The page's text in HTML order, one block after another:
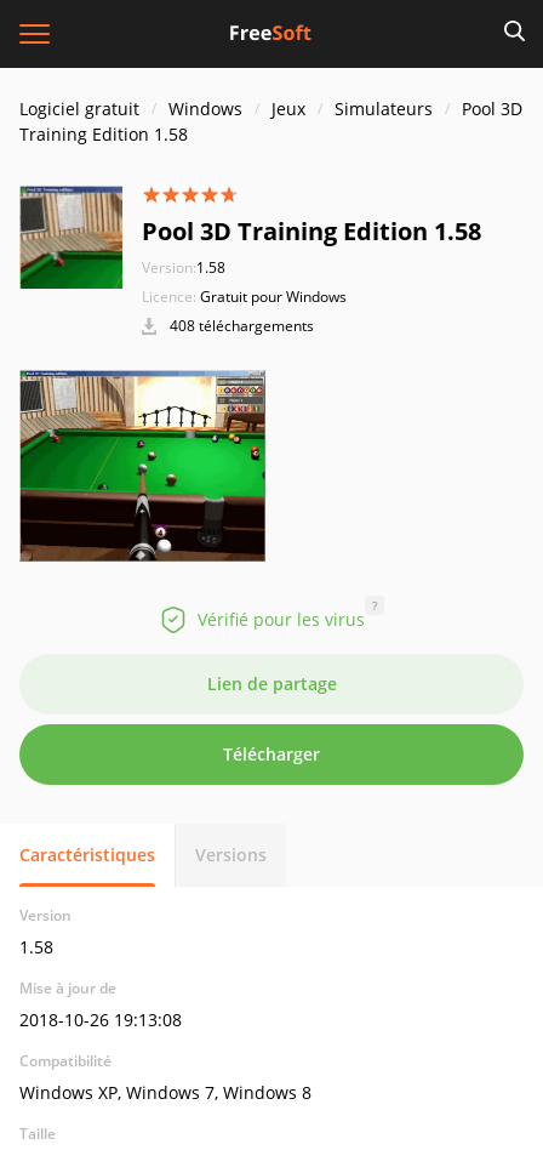
Logiciel gratuit Windows Jeux Simulateurs
Pool 3D
Training Edition 1.58
Pool 3D Training Edition 1.58
Version:1.58
Licence: Gratuit pour Windows
408 téléchargements
Vérifié pour les virus
?
Lien de partage
Télécharger
Caractéristiques Versions
Version
1.58
Mise à jour de
2018-10-26 19:13:08
Compatibilité
Windows XP, Windows 7, Windows 8
Taille